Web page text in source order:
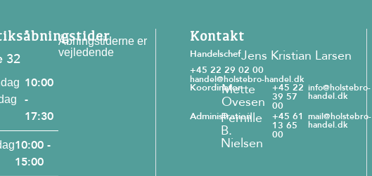
32
10:00
-
17:30
10:00 -
15:00
Åbningstiderne er
vejledende
Kontakt
HandelschefJens Kristian Larsen
+45 22 29 02 00
handel@holstebro-handel.dk
Koordinator
Mette
Ovesen
+45 22
39 57
00
info@holstebro-
handel.dk
Administration
Pernille
B.
Nielsen
+45 61
13 65
00
mail@holstebro-
handel.dk